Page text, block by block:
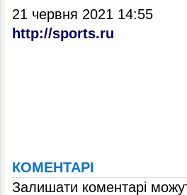
21 червня 2021 14:55
http://sports.ru
КОМЕНТАРІ
Залишати коментарі